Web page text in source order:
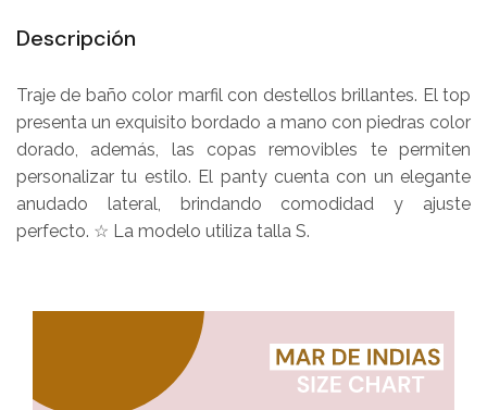
Descripción
Traje de baño color marfil con destellos brillantes. El top
presenta un exquisito bordado a mano con piedras color
dorado, además, las copas removibles te permiten
personalizar tu estilo. El panty cuenta con un elegante
anudado lateral, brindando comodidad y ajuste
perfecto. ☆ La modelo utiliza talla S.